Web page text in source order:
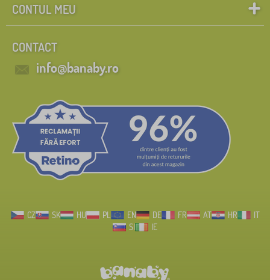
CONTUL MEU
CONTACT
info@banaby.ro
CZ SK HU PL EN DE FR AT HR
IT
SI
IE